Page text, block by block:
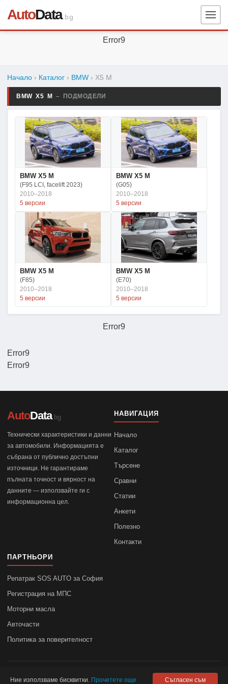
AutoData.bg
Error9
Error9
Начало › Каталог › BMW › X5 M
BMW X5 M – ПОДМОДЕЛИ
BMW X5 M
(F95 LCI, facelift 2023)
2010–2018
5 версии
BMW X5 M
(G05)
2010–2018
5 версии
BMW X5 M
(F85)
2010–2018
5 версии
BMW X5 M
(E70)
2010–2018
5 версии
Error9
Error9
AutoData.bg
Технически характеристики и данни
за автомобили. Информацията е
събрана от публично достъпни
източници. Не гарантираме
пълната точност и вярност на
данните — използвайте ги с
информационна цел.
НАВИГАЦИЯ
Начало
Каталог
Търсене
Сравни
Статии
Анкети
Полезно
Контакти
ПАРТНЬОРИ
Репатрак SOS AUTO за София
Регистрация на МПС
Моторни масла
Авточасти
Политика за поверителност
autodata.bg не носи отговорност за точността на данните.
Ние използваме бисквитки. Прочетете още Съгласен съм